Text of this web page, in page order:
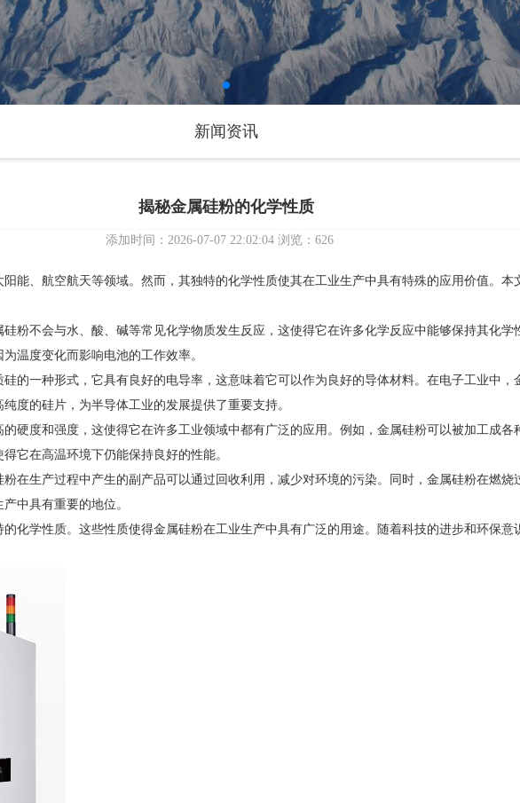
新闻资讯
揭秘金属硅粉的化学性质
添加时间：2026-07-07 22:02:04 浏览：626
能、航空航天等领域。然而，其独特的化学性质使其在工业生产中具有特殊的应用价值。
粉不会与水、酸、碱等常见化学物质发生反应，这使得它在许多化学反应中能够保持其化
温度变化而影响电池的工作效率。
的一种形式，它具有良好的电导率，这意味着它可以作为良好的导体材料。在电子工业中
度的硅片，为半导体工业的发展提供了重要支持。
硬度和强度，这使得它在许多工业领域中都有广泛的应用。例如，金属硅粉可以被加工成
它在高温环境下仍能保持良好的性能。
在生产过程中产生的副产品可以通过回收利用，减少对环境的污染。同时，金属硅粉在燃
中具有重要的地位。
化学性质。这些性质使得金属硅粉在工业生产中具有广泛的用途。随着科技的进步和环保意